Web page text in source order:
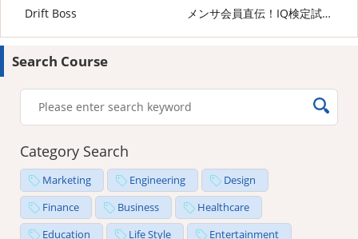
Drift Boss メンサ会員直伝！IQ検定試験の攻略法
Search Course
Category Search
Marketing Engineering
Design
Finance
Business
Healthcare
Education
Life Style Entertainment